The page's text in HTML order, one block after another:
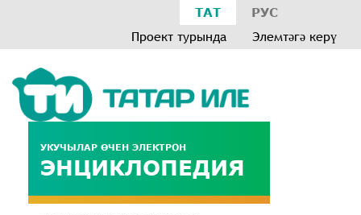
ТАТ РУС
Проект турында Элемтәгә керү
УКУЧЫЛАР ӨЧЕН ЭЛЕКТРОН
ЭНЦИКЛОПЕДИЯ